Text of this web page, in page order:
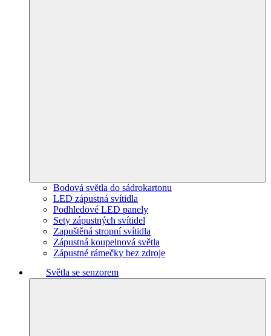
Bodová světla do sádrokartonu
LED zápustná svítidla
Podhledové LED panely
Sety zápustných svítidel
Zapuštěná stropní svítidla
Zápustná koupelnová světla
Zápustné rámečky bez zdroje
Světla se senzorem